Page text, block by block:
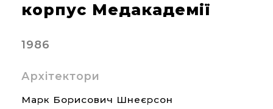
корпус Медакадемії
1986
Архітектори
Марк Борисович Шнеєрсон